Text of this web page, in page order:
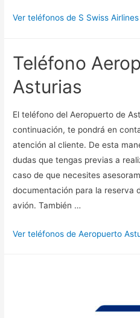
Ver teléfonos de S Swiss Airlines
Teléfono
Asturias
El teléfono del Aeropuerto de
continuación, te pondrá en
atención al cliente. De esta
dudas que tengas previas a
caso de que necesites
documentación para la reserva
avión. También …
Ver teléfonos de Aeropuerto